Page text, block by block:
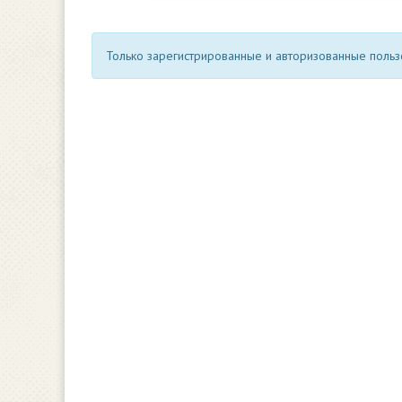
Только зарегистрированные и авторизованные